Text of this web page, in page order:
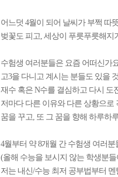
어느덧 4월이 되어 날씨가 부쩍 따
벚꽃도 피고, 세상이 푸릇푸릇해지
수험생 여러분들은 요즘 어떠신가
고3을 다니고 계시는 분들도 있을
재수 혹은 N수를 결심하고 다시 도
저마다 다른 이유와 다른 상황으로
꿈을 꾸고, 또 그 꿈을 향해 하루하
4월부터 약 8개월 간 수험생 여러
(올해 수능을 보시지 않는 학생분
저는 내신/수능 최저 공부법부터